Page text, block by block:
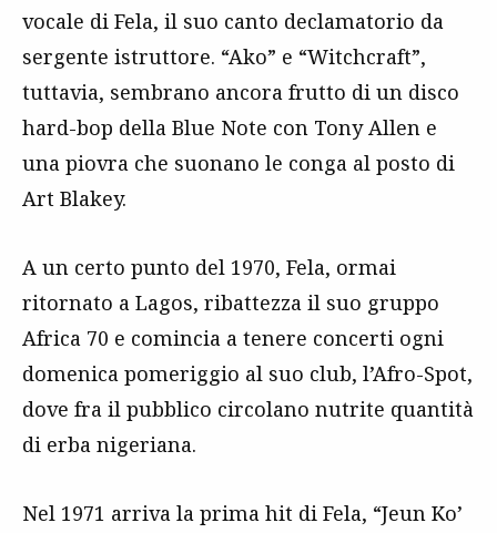
vocale di Fela, il suo canto declamatorio da
sergente istruttore. “Ako” e “Witchcraft”,
tuttavia, sembrano ancora frutto di un disco
hard-bop della Blue Note con Tony Allen e
una piovra che suonano le conga al posto di
Art Blakey.
A un certo punto del 1970, Fela, ormai
ritornato a Lagos, ribattezza il suo gruppo
Africa 70 e comincia a tenere concerti ogni
domenica pomeriggio al suo club, l’Afro-Spot,
dove fra il pubblico circolano nutrite quantità
di erba nigeriana.
Nel 1971 arriva la prima hit di Fela, “Jeun Ko’